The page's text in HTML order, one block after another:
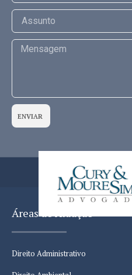
ENVIAR
Áreas de Atuação
Direito Administrativo